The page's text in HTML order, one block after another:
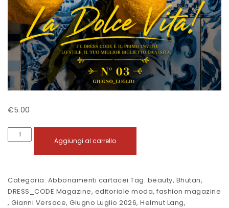
€5.00
DRESS_CODE Magazine - Febbraio/Marzo 2026 quantità
Aggiungi al carrello
Categoria: Abbonamenti cartacei Tag: beauty, Bhutan,
DRESS_CODE Magazine, editoriale moda, fashion magazine
, Gianni Versace, Giugno Luglio 2026, Helmut Lang,